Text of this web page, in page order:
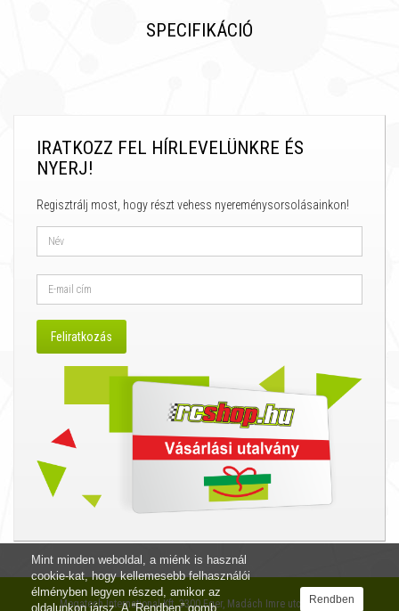
Mint minden weboldal, a miénk is használ
cookie-kat, hogy kellemesebb felhasználói
élményben legyen részed, amikor az
oldalunkon jársz. A “Rendben” gomb
Rendben
SPECIFIKÁCIÓ
IRATKOZZ FEL HÍRLEVELÜNKRE ÉS
NYERJ!
Regisztrálj most, hogy részt vehess nyereménysorsolásainkon!
Megatech International Kft. 3300 Eger, Madách Imre utca 12. I/4.